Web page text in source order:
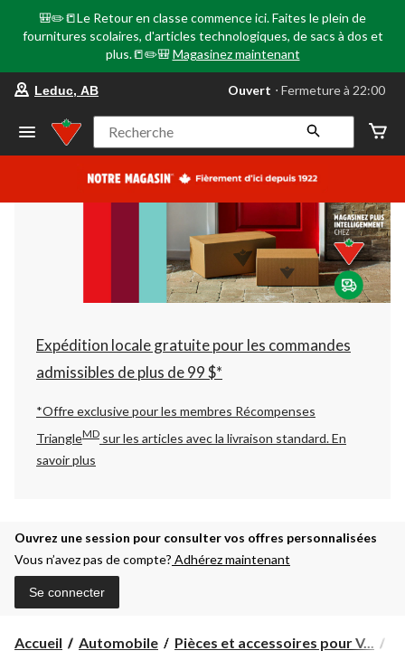
🎒✏️📒Le Retour en classe commence ici. Faites le plein de
fournitures scolaires, d'articles technologiques, de sacs à dos et
plus.📒✏️🎒 Magasinez maintenant
votre
préféré
Leduc,
AB,
courament
Fermeture
à
22:00
cliquer
pour
changer
Leduc, AB Ouvert ⋅ Fermeture à 22:00
Recherche
Expédition locale gratuite pour les commandes
admissibles de plus de 99 $*
*Offre exclusive pour les membres Récompenses
TriangleMD sur les articles avec la livraison standard.En
savoir plus
Ouvrez une session pour consulter vos offres personnalisées
Vous n’avez pas de compte? Adhérez maintenant
Se connecter
Accueil Automobile Pièces et accessoires pour V...